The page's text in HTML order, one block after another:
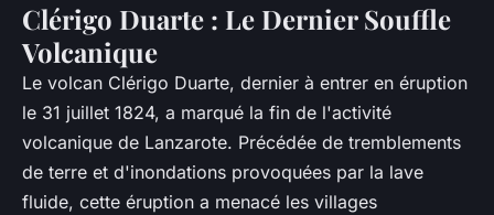
Clérigo Duarte : Le Dernier Souffle
Volcanique
Le volcan Clérigo Duarte, dernier à entrer en éruption
le 31 juillet 1824, a marqué la fin de l'activité
volcanique de Lanzarote. Précédée de tremblements
de terre et d'inondations provoquées par la lave
fluide, cette éruption a menacé les villages